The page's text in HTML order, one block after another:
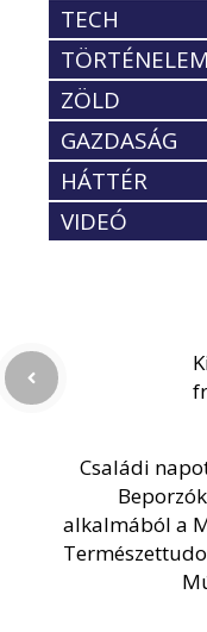
TECH
TÖRTÉNELEM
ZÖLD
GAZDASÁG
HÁTTÉR
VIDEÓ
Családi
alkalmából a